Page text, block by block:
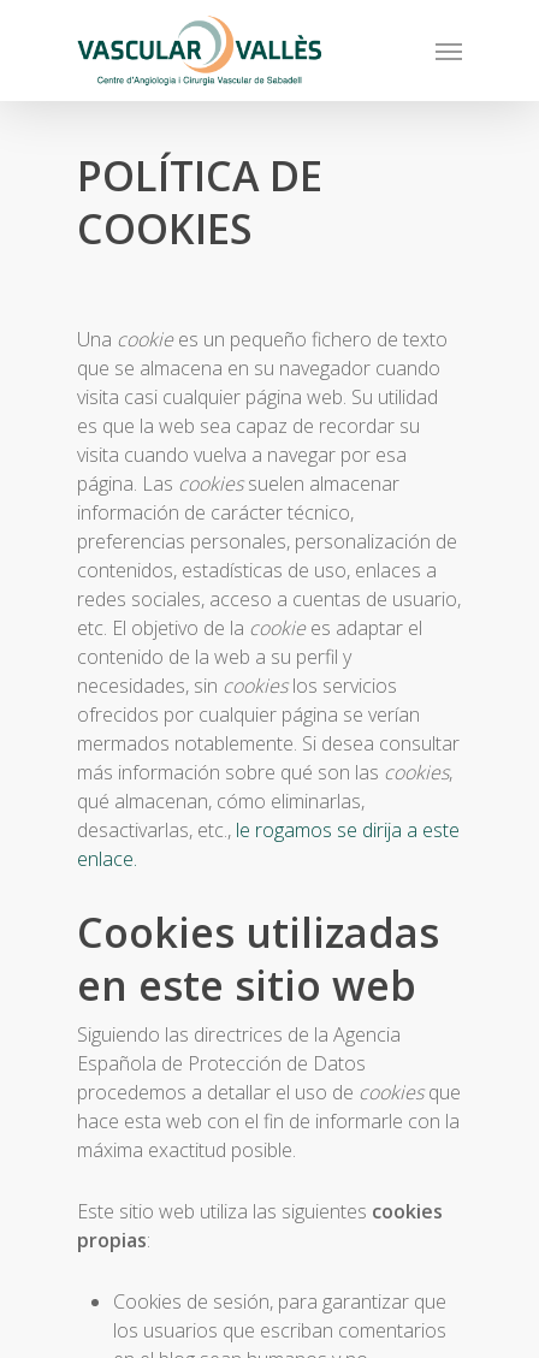
content
Menu
POLÍTICA DE
COOKIES
Una cookiees un pequeño fichero de texto
que se almacena en su navegador cuando
visita casi cualquier página web. Su utilidad
es que la web sea capaz de recordar su
visita cuando vuelva a navegar por esa
página. Las cookiessuelen almacenar
información de carácter técnico,
preferencias personales, personalización de
contenidos, estadísticas de uso, enlaces a
redes sociales, acceso a cuentas de usuario,
etc. El objetivo de la cookiees adaptar el
contenido de la web a su perfil y
necesidades, sin cookieslos servicios
ofrecidos por cualquier página se verían
mermados notablemente. Si desea consultar
más información sobre qué son las cookies,
qué almacenan, cómo eliminarlas,
desactivarlas, etc., le rogamos se dirija a este
enlace.
Cookies utilizadas
en este sitio web
Siguiendo las directrices de la Agencia
Española de Protección de Datos
procedemos a detallar el uso de cookiesque
hace esta web con el fin de informarle con la
máxima exactitud posible.
Este sitio web utiliza las siguientes cookies
propias:
Cookies de sesión, para garantizar que
los usuarios que escriban comentarios